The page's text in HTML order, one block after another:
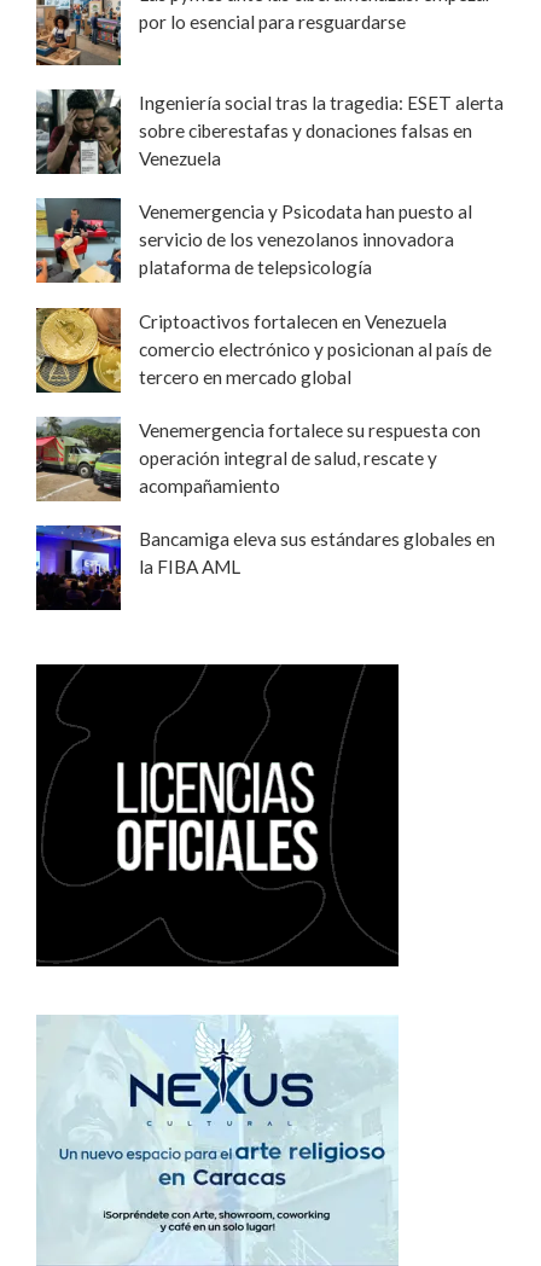
por lo esencial para resguardarse
Ingeniería social tras la tragedia: ESET alerta
sobre ciberestafas y donaciones falsas en
Venezuela
Venemergencia y Psicodata han puesto al
servicio de los venezolanos innovadora
plataforma de telepsicología
Criptoactivos fortalecen en Venezuela
comercio electrónico y posicionan al país de
tercero en mercado global
Venemergencia fortalece su respuesta con
operación integral de salud, rescate y
acompañamiento
Bancamiga eleva sus estándares globales en
la FIBA AML